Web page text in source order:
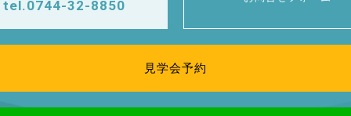
tel.0744-32-8850
見学会予約